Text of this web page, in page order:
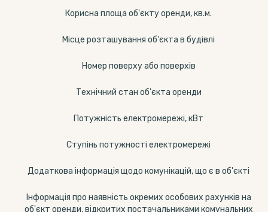
Корисна площа об'єкту оренди, кв.м.
Місце розташування об'єкта в будівлі
Номер поверху або поверхів
Технічний стан об'єкта оренди
Потужність електромережі, кВт
Ступінь потужності електромережі
Додаткова інформація щодо комунікацій, що є в об'єкті
Інформація про наявність окремих особових рахунків на
об'єкт оренди, відкритих постачальниками комунальних